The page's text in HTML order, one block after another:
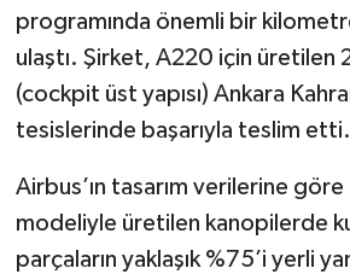
programında önemli bir
ulaştı. Şirket, A220 için üretilen
(cockpit üst yapısı) Ankara
tesislerinde başarıyla teslim etti.
Airbus’ın tasarım verilerine
modeliyle üretilen kanopilerde
parçaların yaklaşık %75’i yerli